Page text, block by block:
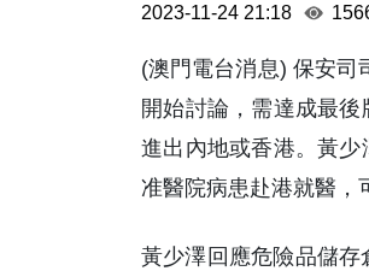
2023-11-24 21:18
(澳門電台消息) 保安司
開始討論，需達成最
進出內地或香港。黃
准醫院病患赴港就醫，
黃少澤回應危險品儲